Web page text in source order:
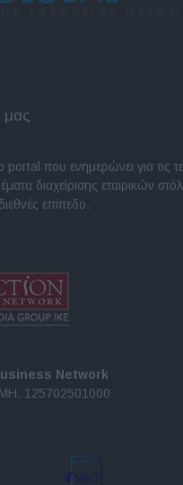
μας
portal που ενημερώνει για τις
διαχείρισης εταιρικών
επίπεδο.
Network
125702501000